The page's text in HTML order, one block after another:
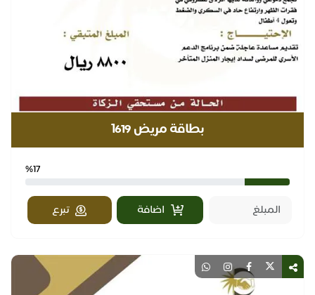
بطاقة مريض ١619
اضافة تبرع